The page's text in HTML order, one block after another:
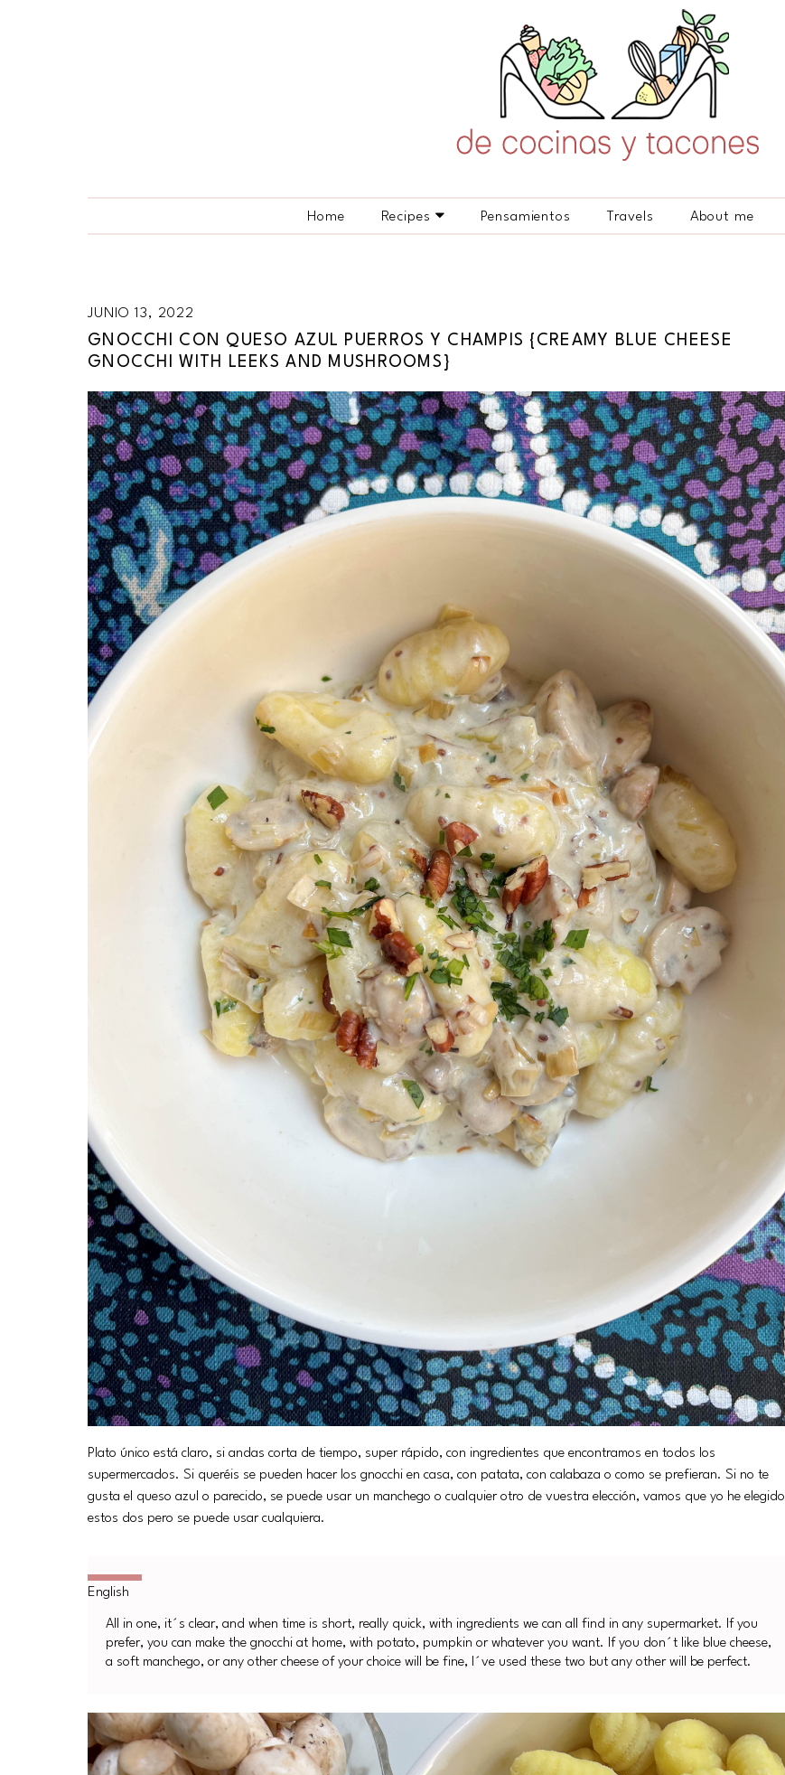
Home Recipes Pensamientos Travels About me
JUNIO 13, 2022
GNOCCHI CON QUESO AZUL PUERROS Y CHAMPIS {CREAMY BLUE CHEESE
GNOCCHI WITH LEEKS AND MUSHROOMS}
Plato único está claro, si andas corta de tiempo, super rápido, con ingredientes que encontramos en todos los
supermercados. Si queréis se pueden hacer los gnocchi en casa, con patata, con calabaza o como se prefieran. Si no te
gusta el queso azul o parecido, se puede usar un manchego o cualquier otro de vuestra elección, vamos que yo he elegido
estos dos pero se puede usar cualquiera.
All in one, it´s clear, and when time is short, really quick, with ingredients we can all find in any supermarket. If you
prefer, you can make the gnocchi at home, with potato, pumpkin or whatever you want. If you don´t like blue cheese,
a soft manchego, or any other cheese of your choice will be fine, I´ve used these two but any other will be perfect.